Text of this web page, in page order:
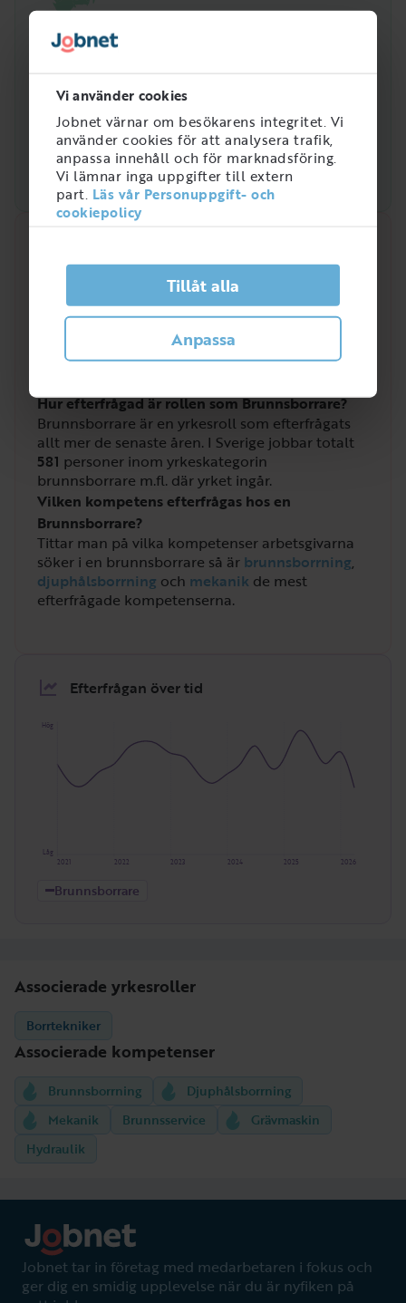
Vi använder cookies
Jobnet värnar om besökarens integritet. Vi
använder cookies för att analysera trafik,
anpassa innehåll och för marknadsföring.
Vi lämnar inga uppgifter till extern
part. Läs vår Personuppgift- och
cookiepolicy
Tillåt alla
Anpassa
Efterfrågan på arbetsmarknaden just nu
Hur efterfrågad är rollen som Brunnsborrare?
Brunnsborrare är en yrkesroll som efterfrågats
allt mer de senaste åren. I Sverige jobbar totalt
581 personer inom yrkeskategorin
brunnsborrare m.fl. där yrket ingår.
Vilken kompetens efterfrågas hos en
Brunnsborrare?
Tittar man på vilka kompetenser arbetsgivarna
söker i en brunnsborrare så är brunnsborrning,
djuphålsborrning och mekanik de mest
efterfrågade kompetenserna.
Efterfrågan över tid
Hög
Låg
2026
2025
2024
2023
2022
2021
Brunnsborrare
Associerade yrkesroller
Borrtekniker
Associerade kompetenser
Brunnsborrning
Djuphålsborrning
Mekanik
Brunnsservice
Grävmaskin
Hydraulik
Jobnet tar in företag med medarbetaren i fokus och
ger dig en smidig upplevelse när du är nyfiken på